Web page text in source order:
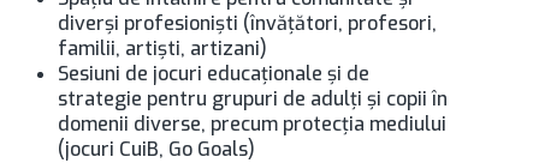
diverşi profesionişti (învăţători, profesori,
familii, artişti, artizani)
Sesiuni de jocuri educaţionale şi de
strategie pentru grupuri de adulţi şi copii în
domenii diverse, precum protecţia mediului
(jocuri CuiB, Go Goals)